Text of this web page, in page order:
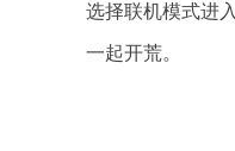
选择联机模式进
一起开荒。